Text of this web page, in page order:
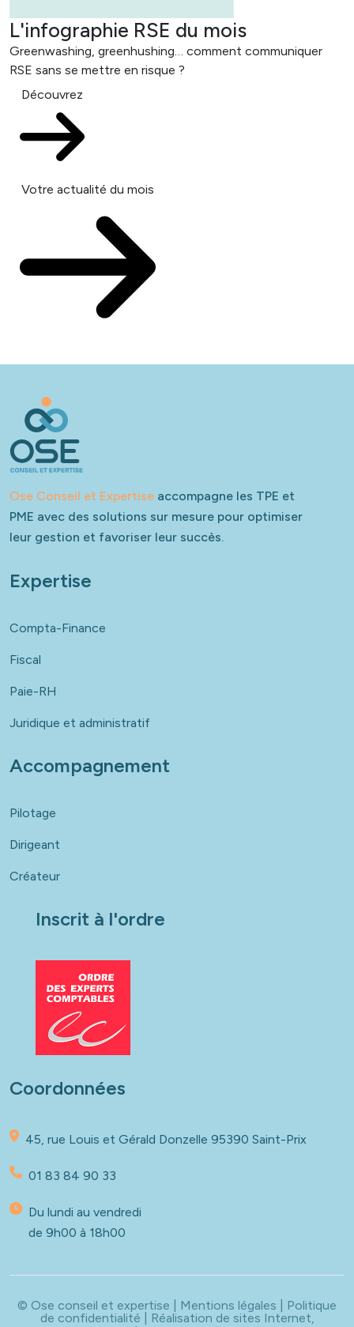
L'infographie RSE du mois
Greenwashing, greenhushing… comment communiquer
RSE sans se mettre en risque ?
Découvrez
Votre actualité du mois
Ose Conseil et Expertise accompagne les TPE et
PME avec des solutions sur mesure pour optimiser
leur gestion et favoriser leur succès.
Expertise
Compta-Finance
Fiscal
Paie-RH
Juridique et administratif
Accompagnement
Pilotage
Dirigeant
Créateur
Inscrit à l'ordre
Coordonnées
45, rue Louis et Gérald Donzelle 95390 Saint-Prix
01 83 84 90 33
Du lundi au vendredi
de 9h00 à 18h00
© Ose conseil et expertise | Mentions légales
Politique
de confidentialité | Réalisation de sites Internet,